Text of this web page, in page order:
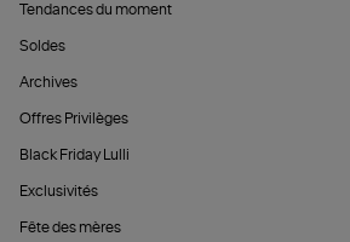
Tendances du moment
Soldes
Archives
Offres Privilèges
Black Friday Lulli
Exclusivités
Fête des mères